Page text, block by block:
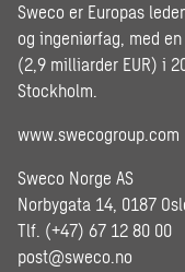
Sweco er Europas
og ingeniørfag, med
(2,9 milliarder EUR) i
Stockholm.
www.swecogroup.com
Sweco Norge AS
Norbygata 14, 0187
Tlf. (+47) 67 12 80 00
post@sweco.no